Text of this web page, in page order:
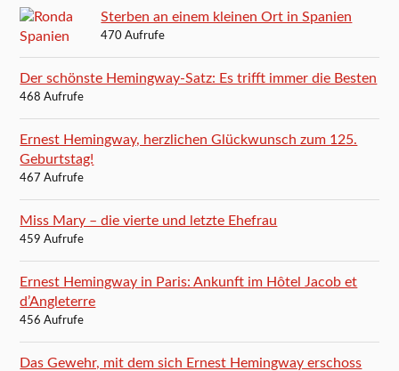
Sterben an einem kleinen Ort in Spanien
470 Aufrufe
Der schönste Hemingway-Satz: Es trifft immer die Besten
468 Aufrufe
Ernest Hemingway, herzlichen Glückwunsch zum 125.
Geburtstag!
467 Aufrufe
Miss Mary – die vierte und letzte Ehefrau
459 Aufrufe
Ernest Hemingway in Paris: Ankunft im Hôtel Jacob et
d’Angleterre
456 Aufrufe
Das Gewehr, mit dem sich Ernest Hemingway erschoss